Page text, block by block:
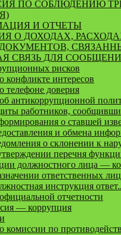
ПО СОБЛЮДЕНИЮ
И ОТЧЕТЫ
О ДОХОДАХ,
СВЯЗЬ ДЛЯ
рисков
конфликте интересов
телефоне доверия
антикоррупционной
работников,
о ставшей
и обмена
о склонении к
перечня
должностного лица —
ответственных
инструкция
отчетности
— коррупция
комиссии по